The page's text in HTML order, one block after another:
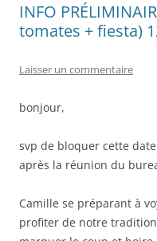
INFO
tomates + fiesta)
Laisser un commentaire
bonjour,
svp de bloquer cette
après la réunion du
Camille se préparant à
profiter de notre